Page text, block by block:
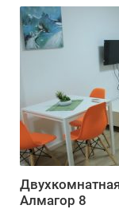
Алмагор 8